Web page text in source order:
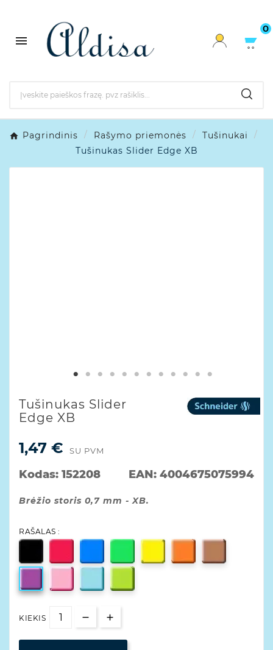

0
Pagrindinis Rašymo priemonės
Tušinukai
Tušinukas Slider Edge XB
Tušinukas Slider
Edge XB
1,47 € SU PVM
Kodas: 152208 EAN: 4004675075994
Brėžio storis 0,7 mm - XB.
RAŠALAS :
KIEKIS